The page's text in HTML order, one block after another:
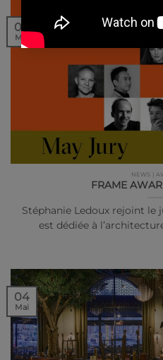
NEWS |
FRAME
Stéphanie Ledoux rejoint le
est dédiée à
04
Mai
04
Mai